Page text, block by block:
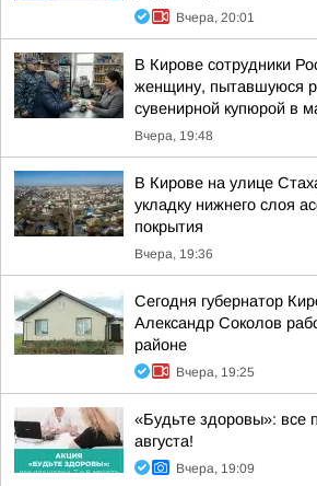
Вчера, 20:01
В Кирове сотрудники
женщину, пытавшуюся
сувенирной купюрой в
Вчера, 19:48
В Кирове на улице
укладку нижнего слоя
покрытия
Вчера, 19:36
Сегодня губернатор
Александр Соколов
районе
Вчера, 19:25
«Будьте здоровы»:
августа!
Вчера, 19:09